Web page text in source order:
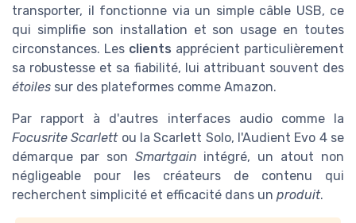
transporter, il fonctionne via un simple câble USB, ce
qui simplifie son installation et son usage en toutes
circonstances. Les clients apprécient particulièrement
sa robustesse et sa fiabilité, lui attribuant souvent des
étoiles sur des plateformes comme Amazon.
Par rapport à d'autres interfaces audio comme la
Focusrite Scarlettou la Scarlett Solo, l'Audient Evo 4 se
démarque par son Smartgain intégré, un atout non
négligeable pour les créateurs de contenu qui
recherchent simplicité et efficacité dans un produit.